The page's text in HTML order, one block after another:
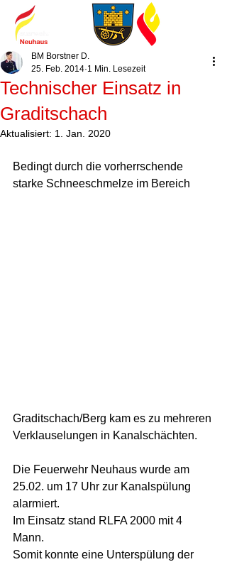
Technischer Einsatz in
Graditschach
BM Borstner D.
25. Feb. 2014 1 Min. Lesezeit
Aktualisiert: 1. Jan. 2020
Bedingt durch die vorherrschende
starke Schneeschmelze im Bereich
Graditschach/Berg kam es zu mehreren
Verklauselungen in Kanalschächten.
Die Feuerwehr Neuhaus wurde am
25.02. um 17 Uhr zur Kanalspülung
alarmiert.
Im Einsatz stand RLFA 2000 mit 4
Mann.
Somit konnte eine Unterspülung der